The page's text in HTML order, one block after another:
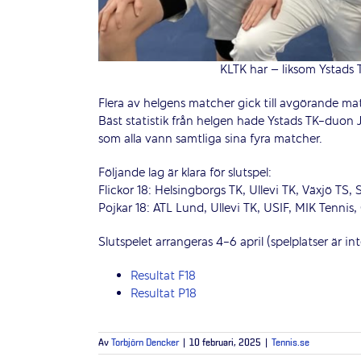
KLTK har – liksom
Flera av helgens matcher gick till avgörande
Bäst statistik från helgen hade Ystads TK-duon
som alla vann samtliga sina fyra matcher.
Följande lag är klara för slutspel:
Flickor 18: Helsingborgs TK, Ullevi TK, Växjö TS,
Pojkar 18: ATL Lund, Ullevi TK, USIF, MIK
Slutspelet arrangeras 4-6 april (spelplatser är
Resultat F18
Resultat P18
Av Torbjörn Dencker 10 februari, 2025 Tennis.se